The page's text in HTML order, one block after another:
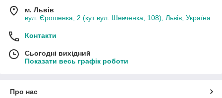
м. Львів
вул. Єрошенка, 2 (кут вул. Шевченка, 108), Львів, Україна
Контакти
Сьогодні вихідний
Показати весь графік роботи
Про нас